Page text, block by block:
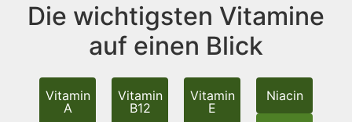
Die wichtigsten Vitamine
auf einen Blick
Vitamin
A
Vitamin
B12
Vitamin
E
Niacin